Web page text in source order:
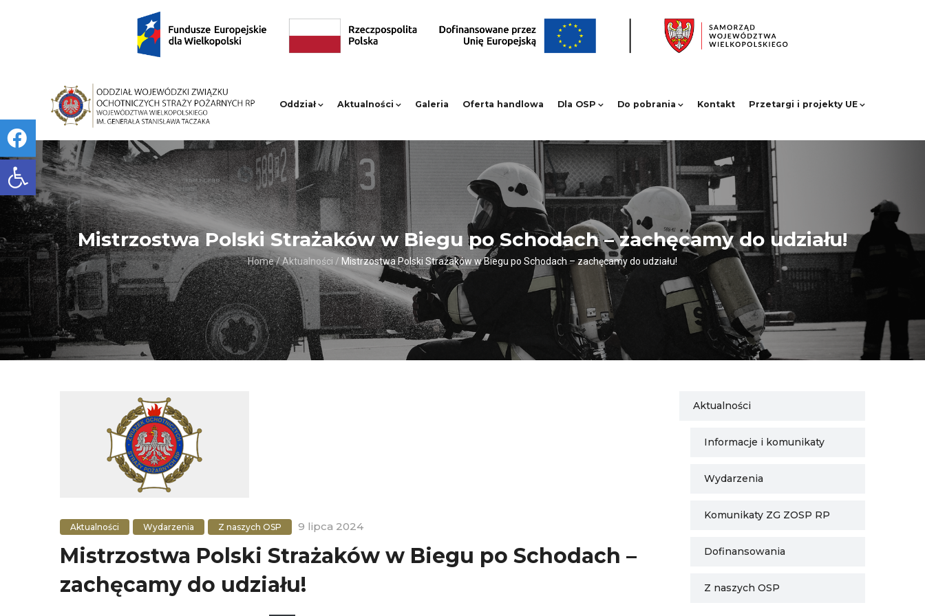
Open toolbar
Oddział Aktualności Galeria Oferta handlowa Dla OSP Do pobrania Kontakt Przetargi i projekty UE
Mistrzostwa Polski Strażaków w Biegu po Schodach – zachęcamy do udziału!
Home/Aktualności / Mistrzostwa Polski Strażaków w Biegu po Schodach – zachęcamy do udziału!
Aktualności Wydarzenia Z naszych OSP 9 lipca 2024
Mistrzostwa Polski Strażaków w Biegu po Schodach –
zachęcamy do udziału!
Aktualności
Informacje i komunikaty
Wydarzenia
Komunikaty ZG ZOSP RP
Dofinansowania
Z naszych OSP